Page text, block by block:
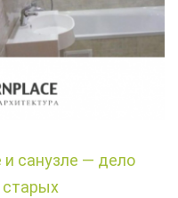
санузле — дело
старых